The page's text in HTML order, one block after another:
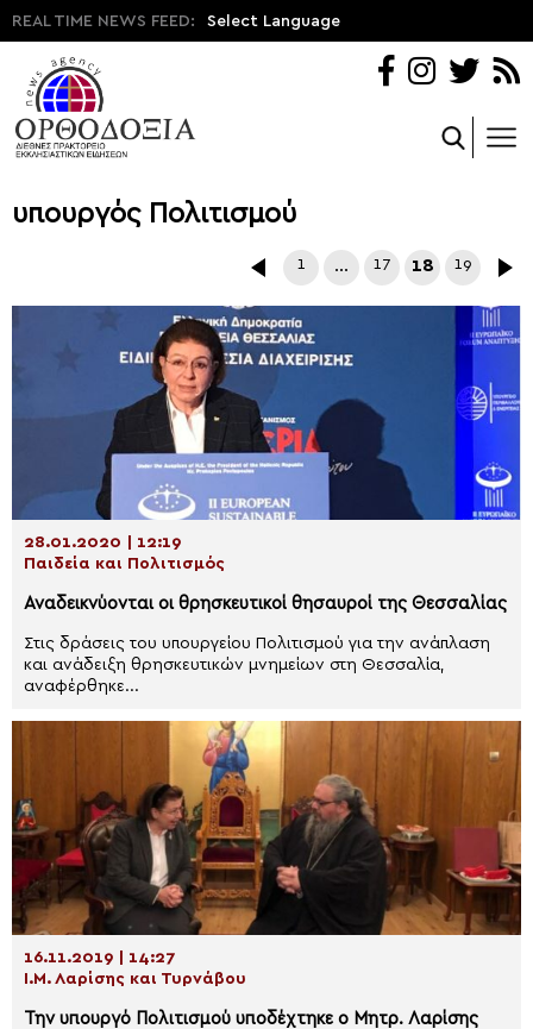
REAL TIME NEWS FEED: Select Language
υπουργός Πολιτισμού
1 … 17 18 19
28.01.2020 | 12:19
Παιδεία και Πολιτισμός
Αναδεικνύονται οι θρησκευτικοί θησαυροί της Θεσσαλίας
Στις δράσεις του υπουργείου Πολιτισμού για την ανάπλαση
και ανάδειξη θρησκευτικών μνημείων στη Θεσσαλία,
αναφέρθηκε...
16.11.2019 | 14:27
Ι.Μ. Λαρίσης και Τυρνάβου
Την υπουργό Πολιτισμού υποδέχτηκε ο Μητρ. Λαρίσης